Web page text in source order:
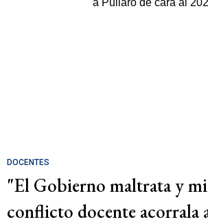
DOCENTES
"El Gobierno maltrata y
conflicto docente acorrala